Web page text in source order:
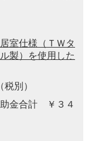
室仕様（ＴＷタ
製）を使用した
別）
助金合計 ￥３４